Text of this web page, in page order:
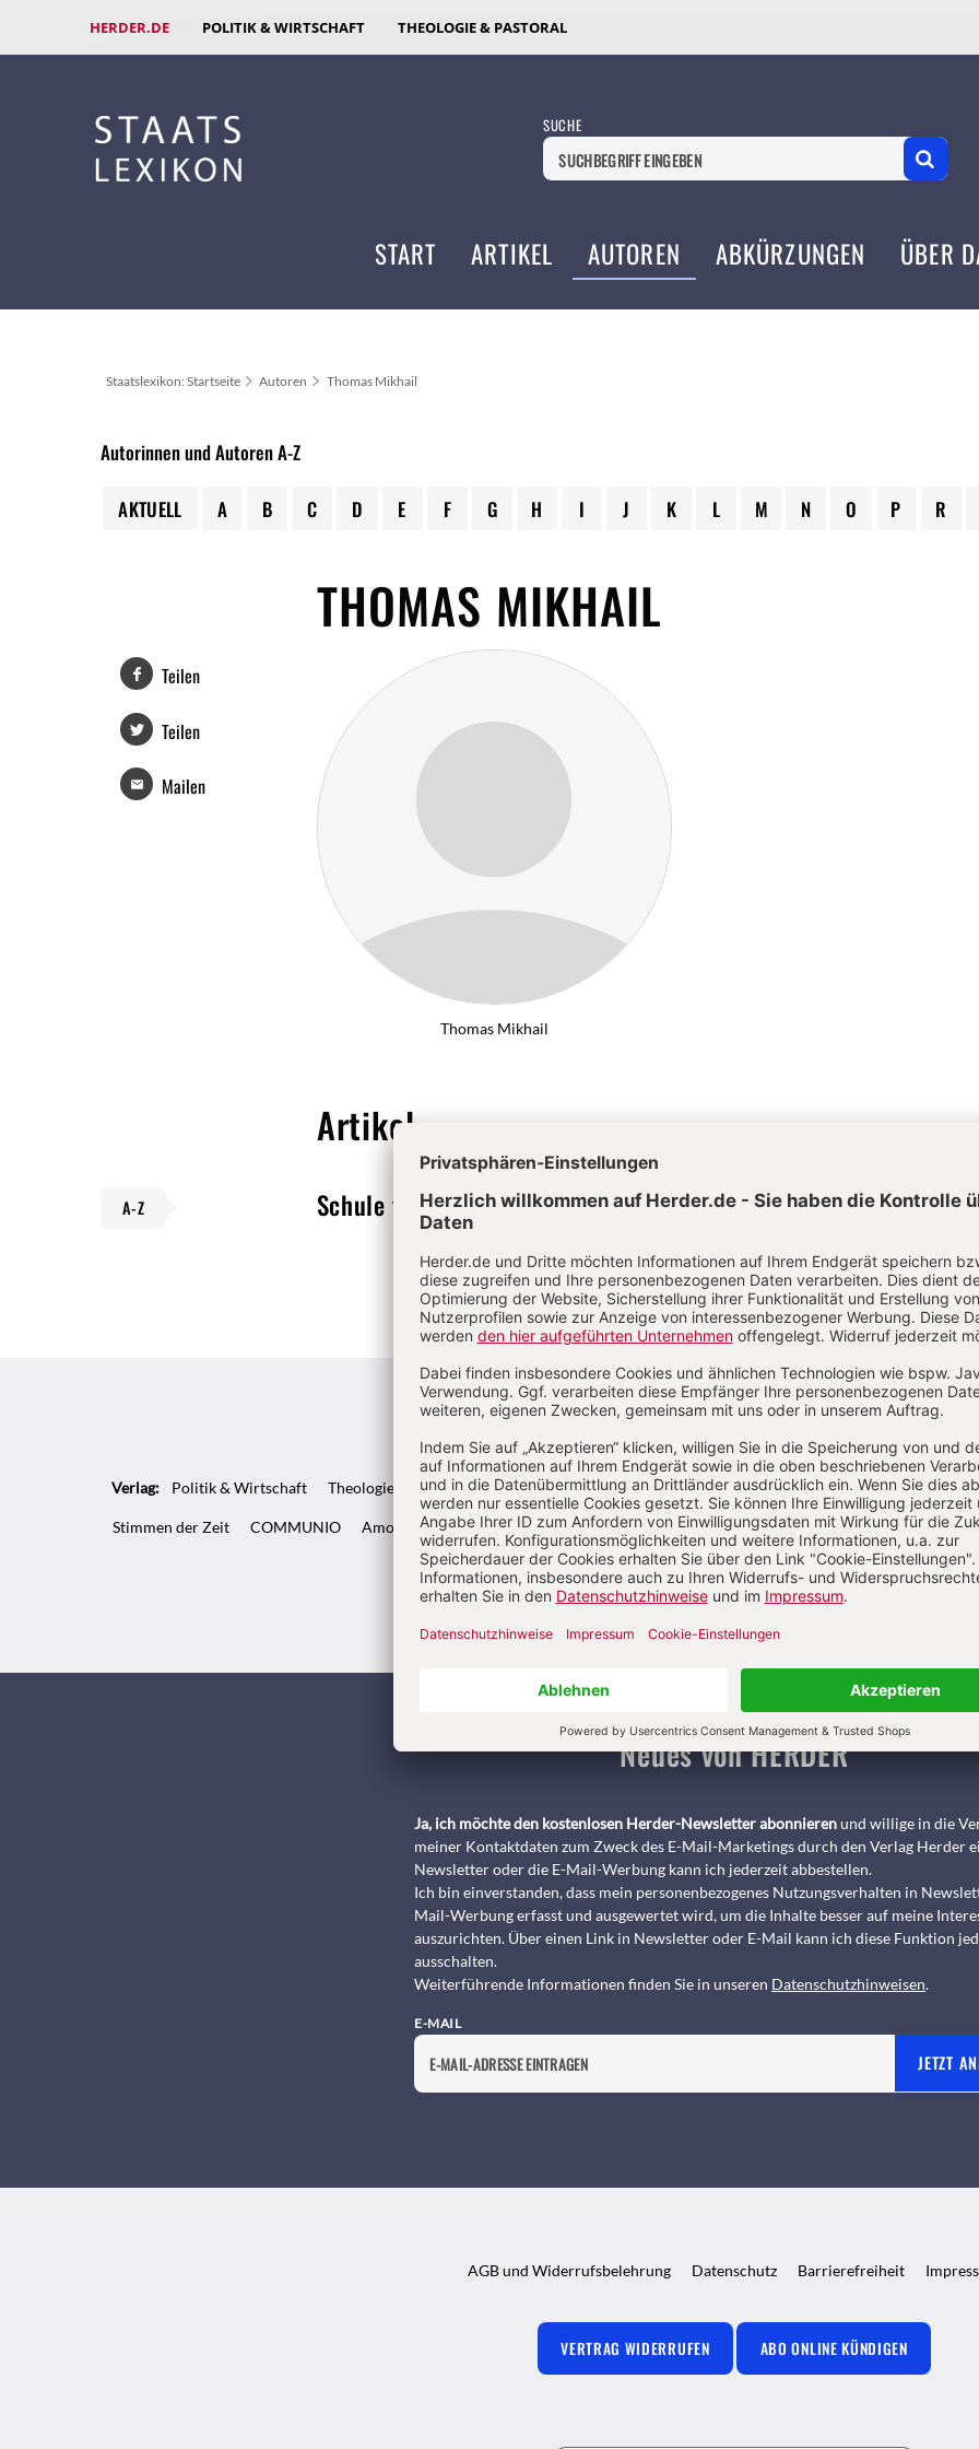
HERDER.DE POLITIK & WIRTSCHAFT THEOLOGIE & PASTORAL
SUCHE
START ARTIKEL AUTOREN ABKÜRZUNGEN ÜBER
Staatslexikon: Startseite Autoren Thomas Mikhail
Autorinnen und Autoren A-Z
AKTUELL A B C D E F G H I J K L M N O P R
THOMAS MIKHAIL
Thomas Mikhail
Teilen
Teilen
Mailen
Artikel
A-Z Schule Von Volker Ladenthin, Thomas Mikhail
Kategorien: Artikel Autoren Abkürzungen Über das Lexikon
Verlag: Politik & Wirtschaft Theologie & Pastoral Pädagogik & Kinderbuch kindergarten heute Fachmagazin,
Stimmen der Zeit COMMUNIO Amosinternational Biblische Notizen Diakonia Römische Quartalschrift ANTIKE
Kundenservice+49 761 2717200 kundenservice@herder.de Abo online
Neues von HERDER
Ja, ich möchte den kostenlosen Herder-Newsletter abonnierenund willige in die
meiner Kontaktdaten zum Zweck des E-Mail-Marketings durch den Verlag Herder
Newsletter oder die E-Mail-Werbung kann ich jederzeit abbestellen.
Ich bin einverstanden, dass mein personenbezogenes Nutzungsverhalten in
Mail-Werbung erfasst und ausgewertet wird, um die Inhalte besser auf meine
auszurichten. Über einen Link in Newsletter oder E-Mail kann ich diese Funktion
ausschalten.
Weiterführende Informationen finden Sie in unseren Datenschutzhinweisen.
E-MAIL
JETZT
AGB und Widerrufsbelehrung Datenschutz Barrierefreiheit
VERTRAG WIDERRUFEN ABO ONLINE KÜNDIGEN